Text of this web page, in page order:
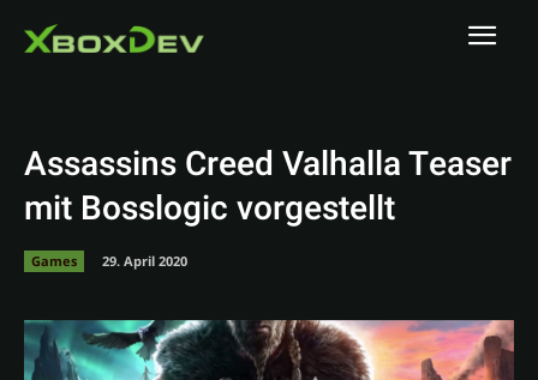
Assassins Creed Valhalla Teaser
mit Bosslogic vorgestellt
Games 29. April 2020